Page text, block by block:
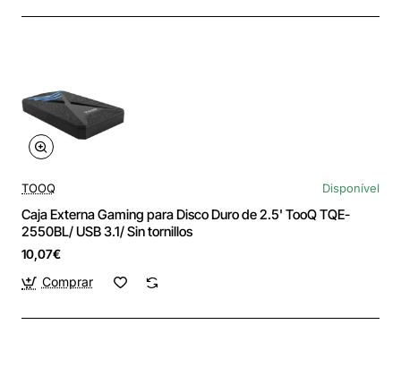
TOOQ Disponível
Caja Externa Gaming para Disco Duro de 2.5' TooQ TQE-
2550BL/ USB 3.1/ Sin tornillos
10,07€
Comprar